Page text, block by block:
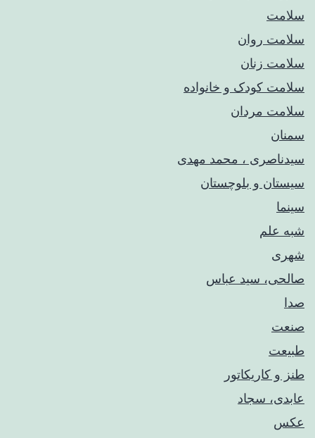
سلامت
سلامت روان
سلامت زنان
سلامت کودک‌ و خانواده
سلامت مردان
سمنان
سیدناصری ، محمد مهدی
سیستان و بلوچستان
سینما
شبه علم
شهری
صالحی، سید عباس
صدا
صنعت
طبیعت
طنز و کاریکاتور
عابدی، سجاد
عکس